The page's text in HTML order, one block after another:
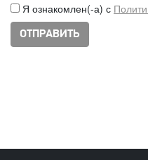
Я ознакомлен(-а) с